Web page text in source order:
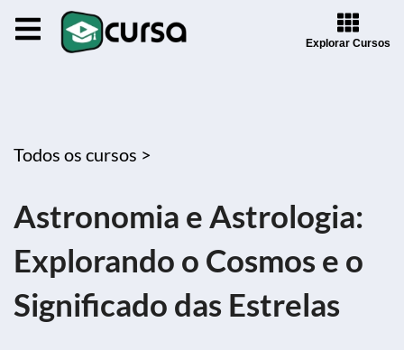
Explorar Cursos
Todos os cursos >
Astronomia e Astrologia:
Explorando o Cosmos e o
Significado das Estrelas